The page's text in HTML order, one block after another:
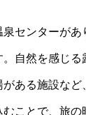
センターがあ
自然を感じる
ある施設など
ことで、旅の